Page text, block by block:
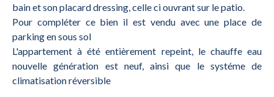
bain et son placard dressing, celle ci ouvrant sur le patio.
Pour compléter ce bien il est vendu avec une place de
parking en sous sol
L'appartement à été entièrement repeint, le chauffe eau
nouvelle génération est neuf, ainsi que le systéme de
climatisation réversible